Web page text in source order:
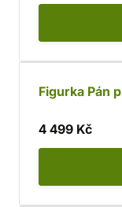
Figurka Pán
4 499 Kč